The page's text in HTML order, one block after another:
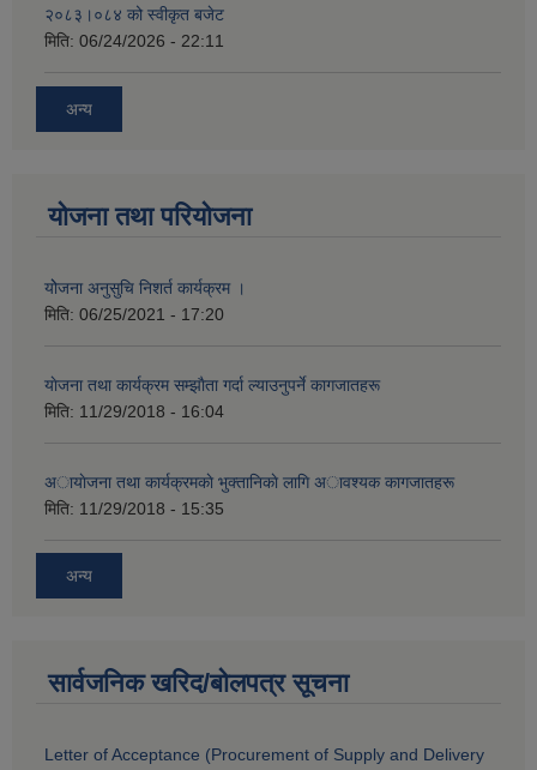
२०८३।०८४ को स्वीकृत बजेट
मिति: 06/24/2026 - 22:11
अन्य
योजना तथा परियोजना
योेजना अनुसुचि निशर्त कार्यक्रम ।
मिति: 06/25/2021 - 17:20
याेजना तथा कार्यक्रम सम्झाैता गर्दा ल्याउनुपर्ने कागजातहरू
मिति: 11/29/2018 - 16:04
अायाेजना तथा कार्यक्रमकाे भुक्तानिकाे लागि अावश्यक कागजातहरू
मिति: 11/29/2018 - 15:35
अन्य
सार्वजनिक खरिद/बोलपत्र सूचना
Letter of Acceptance (Procurement of Supply and Delivery